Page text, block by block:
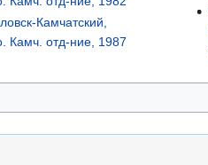
Камчатский,
Камч. отд-ние, 1987